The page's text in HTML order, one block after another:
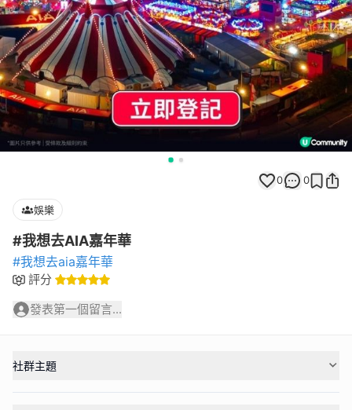
0 0
娛樂
#我想去AIA嘉年華
#我想去aia嘉年華
評分
發表第一個留言...
社群主題